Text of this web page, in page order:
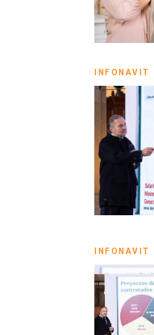
INFONAVIT
INFONAVIT